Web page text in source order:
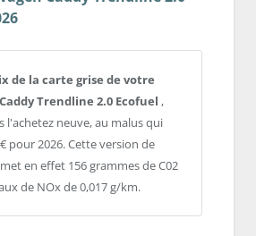
de la carte grise de votre
Trendline 2.0 Ecofuel ,
l'achetez neuve, au malus qui
pour 2026. Cette version de
en effet 156 grammes de C02
de NOx de 0,017 g/km.